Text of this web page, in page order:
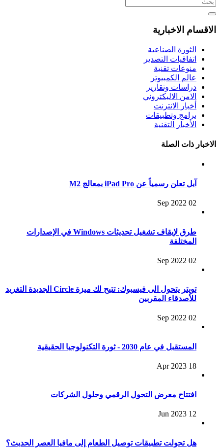
الاقسام الاخبارية
الثورة الصناعية
اتفاقيات التصدير
منوعات تقنية
عالم الكمبيوتر
دراسات وتقارير
الامن الاليكتروني
أخبار الانترنت
برامج وتطبيقات
الأخبار التقنية
الاخبار ذات الصلة
آبل تعلن رسمياً عن iPad Pro بمعالج M2
02 Sep 2022
طرق لإيقاف تشغيل تحديثات Windows في الإصدارات
المختلفة
02 Sep 2022
تويتر يتحول الى فيسبوك: تتيح لك ميزة Circle الجديدة التغريد
للأصدقاء المقربين
02 Sep 2022
المستقبل في عام 2030 - ثورة التكنولوجيا الحقيقية
18 Apr 2023
افتتاح معرض التحول الرقمي وحلول الشركات
12 Jun 2023
هل تحولت تطبيقات توصيل الطعام إلى مافيا العصر الحديث؟